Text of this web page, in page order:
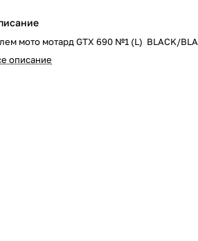
мото мотард GTX 690 №1 (L) BLACK/
описание